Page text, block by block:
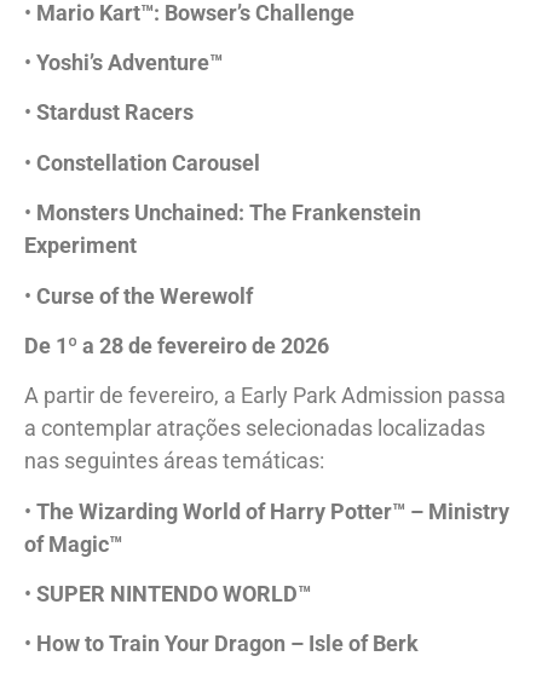
• Mario Kart™: Bowser’s Challenge
• Yoshi’s Adventure™
• Stardust Racers
• Constellation Carousel
• Monsters Unchained: The Frankenstein
Experiment
• Curse of the Werewolf
De 1º a 28 de fevereiro de 2026
A partir de fevereiro, a Early Park Admission passa
a contemplar atrações selecionadas localizadas
nas seguintes áreas temáticas:
• The Wizarding World of Harry Potter™ – Ministry
of Magic™
• SUPER NINTENDO WORLD™
• How to Train Your Dragon – Isle of Berk